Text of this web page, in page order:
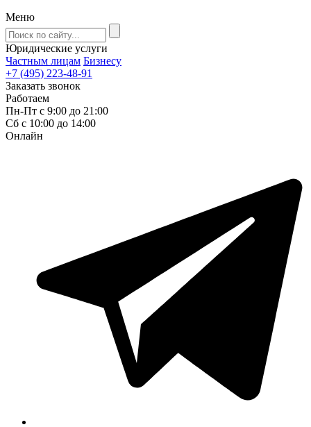
Меню
Юридические услуги
Частным лицам Бизнесу
+7 (495) 223-48-91
Заказать звонок
Работаем
Пн-Пт с 9:00 до 21:00
Сб с 10:00 до 14:00
Онлайн